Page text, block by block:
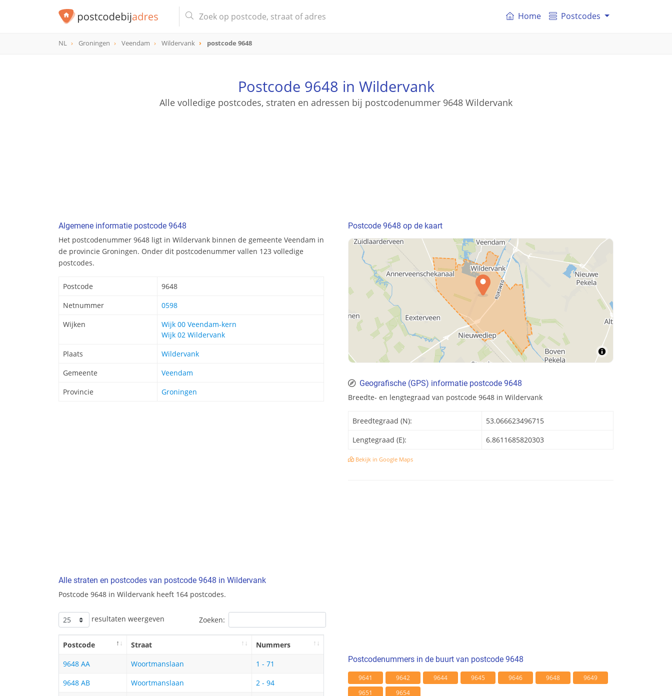
postcode
Home Postcodes
NL Groningen Veendam Wildervank postcode 9648
Postcode 9648 in Wildervank
Alle volledige postcodes, straten en adressen bij postcodenummer 9648 Wildervank
Algemene informatie postcode 9648
Het postcodenummer 9648 ligt in Wildervank binnen de gemeente Veendam in
de provincie Groningen. Onder dit postcodenummer vallen 123 volledige
postcodes.
Postcode
9648
Netnummer
0598
Wijken
Wijk 00 Veendam-kern
Wijk 02 Wildervank
Plaats
Wildervank
Gemeente
Veendam
Provincie
Groningen
Alle straten en postcodes van postcode 9648 in Wildervank
Postcode 9648 in Wildervank heeft 164 postcodes.
resultaten weergeven Zoeken:
Postcode Straat
Nummers
9648 AA
Woortmanslaan
1 - 71
9648 AB
Woortmanslaan
2 - 94
Postcode 9648 op de kaart
Geografische (GPS) informatie postcode 9648
Breedte- en lengtegraad van postcode 9648 in Wildervank
Breedtegraad (N):
53.066623496715
Lengtegraad (E):
6.8611685820303
Bekijk in Google Maps
Postcodenummers in de buurt van postcode 9648
9641 9642 9644 9645 9646 9648
9649
9651
9654